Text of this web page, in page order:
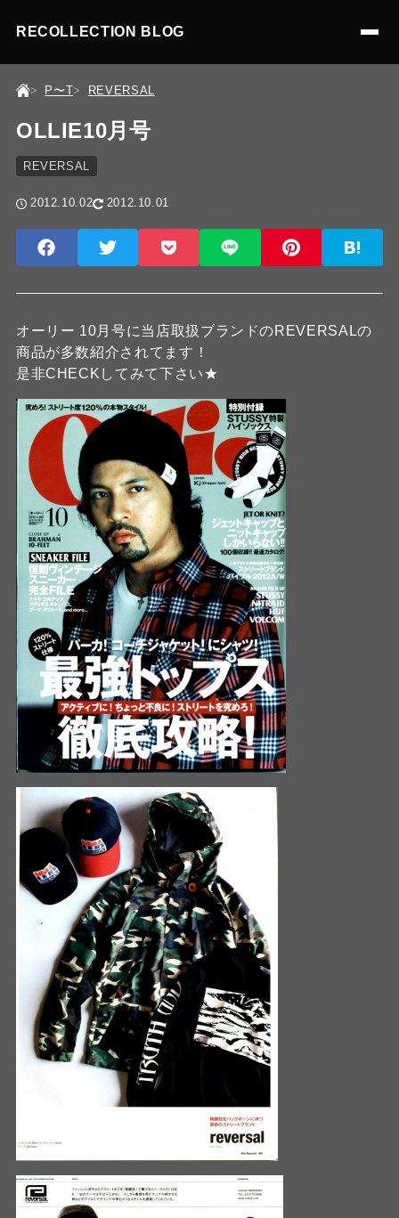
RECOLLECTION BLOG
P〜T REVERSAL
OLLIE10月号
REVERSAL
2012.10.02 2012.10.01
オーリー 10月号に当店取扱ブランドのREVERSALの
商品が多数紹介されてます！
是非CHECKしてみて下さい★